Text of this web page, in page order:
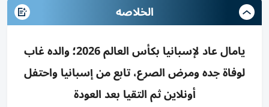
الخلاصه
يامال عاد لإسبانيا بكأس العالم 2026؛ والده غاب
لوفاة جده ومرض الصرع، تابع من إسبانيا واحتفل
أونلاين ثم التقيا بعد العودة